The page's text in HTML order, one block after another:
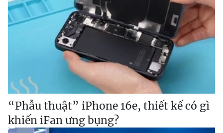
“Phẫu thuật” iPhone 16e, thiết kế có gì
khiến iFan ưng bụng?